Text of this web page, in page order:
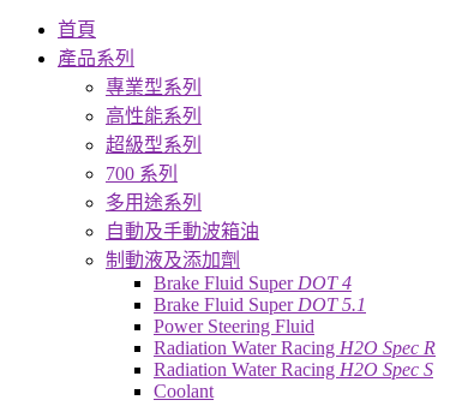
首頁
產品系列
專業型系列
高性能系列
超級型系列
700 系列
多用途系列
自動及手動波箱油
制動液及添加劑
Brake Fluid Super DOT 4
Brake Fluid Super DOT 5.1
Power Steering Fluid
Radiation Water Racing H2O Spec R
Radiation Water Racing H2O Spec S
Coolant